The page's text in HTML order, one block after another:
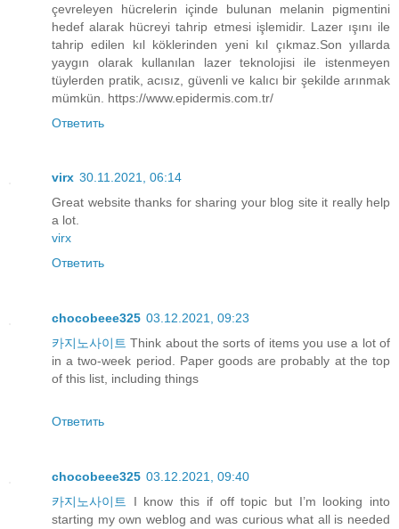
çevreleyen hücrelerin içinde bulunan melanin pigmentini
hedef alarak hücreyi tahrip etmesi işlemidir. Lazer ışını ile
tahrip edilen kıl köklerinden yeni kıl çıkmaz.Son yıllarda
yaygın olarak kullanılan lazer teknolojisi ile istenmeyen
tüylerden pratik, acısız, güvenli ve kalıcı bir şekilde arınmak
mümkün. https://www.epidermis.com.tr/
Ответить
virx 30.11.2021, 06:14
Great website thanks for sharing your blog site it really help
a lot.
virx
Ответить
chocobeee325 03.12.2021, 09:23
카지노사이트 Think about the sorts of items you use a lot of
in a two-week period. Paper goods are probably at the top
of this list, including things
Ответить
chocobeee325 03.12.2021, 09:40
카지노사이트 I know this if off topic but I’m looking into
starting my own weblog and was curious what all is needed